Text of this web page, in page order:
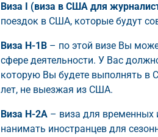
Виза I (виза в США для
поездок в США, которые будут
Виза H-1B – по этой визе Вы
сфере деятельности. У Вас
которую Вы будете выполнять в
лет, не выезжая из США.
Виза H-2А – виза для временных
нанимать иностранцев для